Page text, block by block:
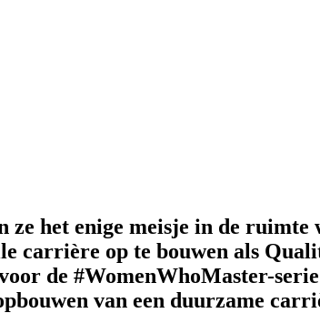
het enige meisje in de ruimte
carrière op te bouwen als
de #WomenWhoMaster-
van een duurzame